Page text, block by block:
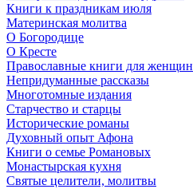
Книги к праздникам июля
Материнская молитва
О Богородице
О Кресте
Православные книги для женщин
Непридуманные рассказы
Многотомные издания
Старчество и старцы
Исторические романы
Духовный опыт Афона
Книги о семье Романовых
Монастырская кухня
Святые целители, молитвы